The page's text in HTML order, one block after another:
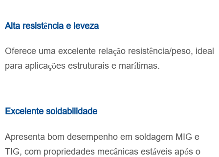
Alta resistência e leveza
Oferece uma excelente relação resistência/peso, ideal
para aplicações estruturais e marítimas.
Excelente soldabilidade
Apresenta bom desempenho em soldagem MIG e
TIG, com propriedades mecânicas estáveis após o